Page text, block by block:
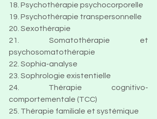
18. Psychothérapie psychocorporelle
19. Psychothérapie transpersonnelle
20. Sexothérapie
21. Somatothérapie et
psychosomatothérapie
22. Sophia-analyse
23. Sophrologie existentielle
24. Thérapie cognitivo-
comportementale (TCC)
25. Thérapie familiale et systémique